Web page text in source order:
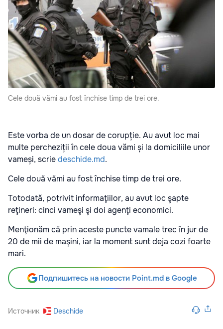
Cele două vămi au fost închise timp de trei ore.
Este vorba de un dosar de corupție. Au avut loc mai
multe percheziții în cele doua vămi și la domiciliile unor
vameși, scriedeschide.md.
Cele două vămi au fost închise timp de trei ore.
Totodată, potrivit informaţiilor, au avut loc şapte
reţineri: cinci vameşi şi doi agenţi economici.
Menţionăm că prin aceste puncte vamale trec în jur de
20 de mii de maşini, iar la moment sunt deja cozi foarte
mari.
Подпишитесь на новости Point.md в Google
Источник Deschide